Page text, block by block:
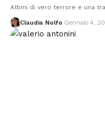
Attimi di vero terrore e una
Claudia Nolfo Gennaio 4,